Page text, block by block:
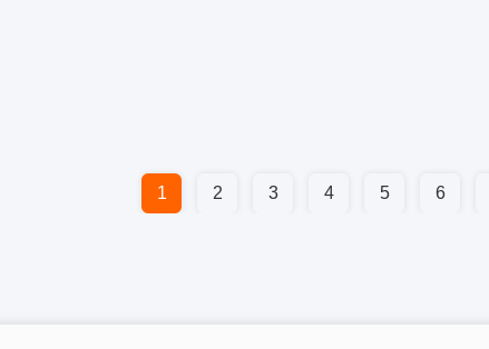
1 2 3 4 5 6